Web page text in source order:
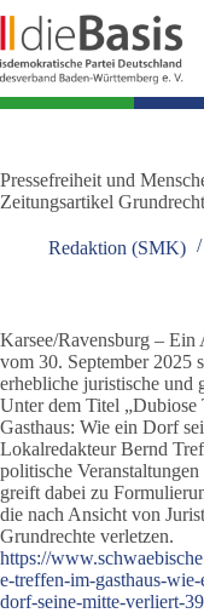
Inhalt
springen
Pressefreiheit und
Zeitungsartikel
Redaktion (SMK)
Karsee/Ravensburg –
vom 30. September 2025
erhebliche juristische und
Unter dem Titel „Dubiose
Gasthaus: Wie ein Dorf
Lokalredakteur Bernd
politische
greift dabei zu
die nach Ansicht von
Grundrechte verletzen.
https://
e-treffen-im-gasthaus-
dorf-seine-mitte-verliert-